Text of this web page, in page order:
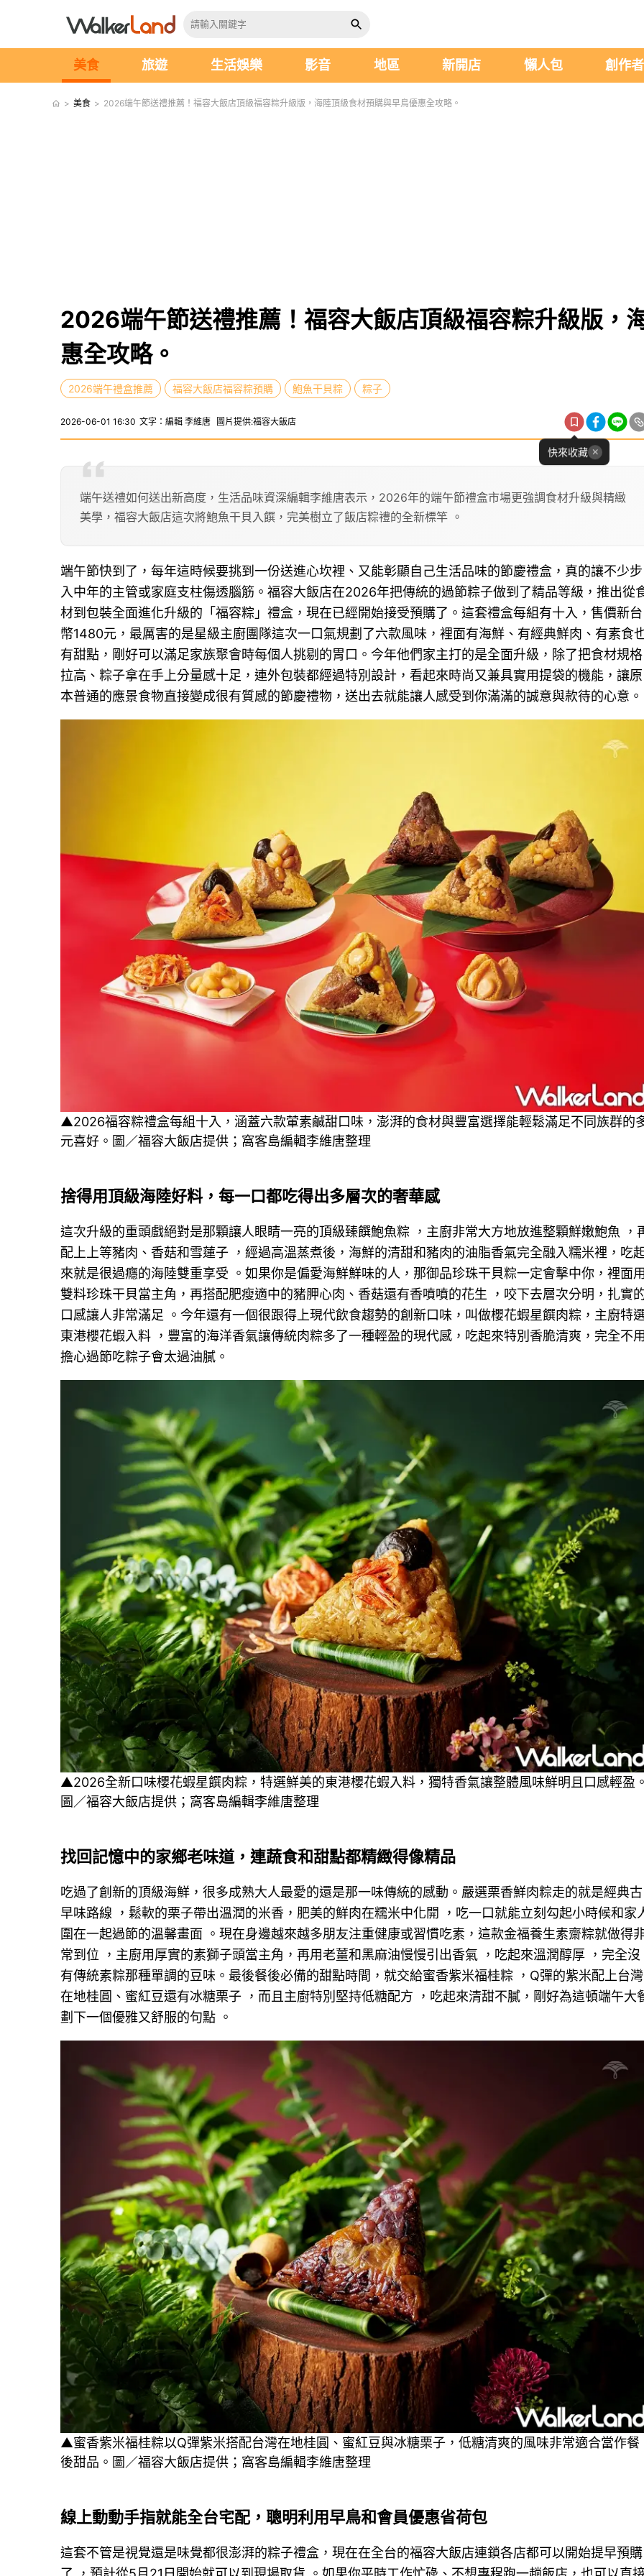
美食 旅遊 生活娛樂 影音 地區 新開店 懶人包 創作者
> 美食 > 2026端午節送禮推薦！福容大飯店頂級福容粽升級版，海陸頂級食材預購與早鳥優惠全攻略。
2026端午節送禮推薦！福容大飯店頂級福容粽升級版，
惠全攻略。
2026端午禮盒推薦 福容大飯店福容粽預購 鮑魚干貝粽 粽子
2026-06-01 16:30 文字：編輯 李維唐 圖片提供:福容大飯店
快來收藏
端午送禮如何送出新高度，生活品味資深編輯李維唐表示，2026年的端午節禮盒市場更強調食材升級與精緻
美學，福容大飯店這次將鮑魚干貝入饌，完美樹立了飯店粽禮的全新標竿 。
端午節快到了，每年這時候要挑到一份送進心坎裡、又能彰顯自己生活品味的節慶禮盒，真的讓不少步
入中年的主管或家庭支柱傷透腦筋。福容大飯店在2026年把傳統的過節粽子做到了精品等級，推出從
材到包裝全面進化升級的「福容粽」禮盒，現在已經開始接受預購了。這套禮盒每組有十入，售價新台
幣1480元，最厲害的是星級主廚團隊這次一口氣規劃了六款風味，裡面有海鮮、有經典鮮肉、有素食
有甜點，剛好可以滿足家族聚會時每個人挑剔的胃口。今年他們家主打的是全面升級，除了把食材規格
拉高、粽子拿在手上分量感十足，連外包裝都經過特別設計，看起來時尚又兼具實用提袋的機能，讓原
本普通的應景食物直接變成很有質感的節慶禮物，送出去就能讓人感受到你滿滿的誠意與款待的心意。
▲2026福容粽禮盒每組十入，涵蓋六款葷素鹹甜口味，澎湃的食材與豐富選擇能輕鬆滿足不同族群的
元喜好。圖／福容大飯店提供；窩客島編輯李維唐整理
捨得用頂級海陸好料，每一口都吃得出多層次的奢華感
這次升級的重頭戲絕對是那顆讓人眼睛一亮的頂級臻饌鮑魚粽 ，主廚非常大方地放進整顆鮮嫩鮑魚 ，
配上上等豬肉、香菇和雪蓮子 ，經過高溫蒸煮後，海鮮的清甜和豬肉的油脂香氣完全融入糯米裡，吃
來就是很過癮的海陸雙重享受 。如果你是偏愛海鮮鮮味的人，那御品珍珠干貝粽一定會擊中你，裡面
雙料珍珠干貝當主角，再搭配肥瘦適中的豬胛心肉、香菇還有香噴噴的花生 ，咬下去層次分明，扎實
口感讓人非常滿足 。今年還有一個很跟得上現代飲食趨勢的創新口味，叫做櫻花蝦星饌肉粽，主廚特
東港櫻花蝦入料 ，豐富的海洋香氣讓傳統肉粽多了一種輕盈的現代感，吃起來特別香脆清爽，完全不
擔心過節吃粽子會太過油膩。
▲2026全新口味櫻花蝦星饌肉粽，特選鮮美的東港櫻花蝦入料，獨特香氣讓整體風味鮮明且口感輕盈
圖／福容大飯店提供；窩客島編輯李維唐整理
找回記憶中的家鄉老味道，連蔬食和甜點都精緻得像精品
吃過了創新的頂級海鮮，很多成熟大人最愛的還是那一味傳統的感動。嚴選栗香鮮肉粽走的就是經典古
早味路線 ，鬆軟的栗子帶出溫潤的米香，肥美的鮮肉在糯米中化開 ，吃一口就能立刻勾起小時候和家
圍在一起過節的溫馨畫面 。現在身邊越來越多朋友注重健康或習慣吃素，這款金福養生素齋粽就做得
常到位 ，主廚用厚實的素獅子頭當主角，再用老薑和黑麻油慢慢引出香氣 ，吃起來溫潤醇厚 ，完全沒
有傳統素粽那種單調的豆味。最後餐後必備的甜點時間，就交給蜜香紫米福桂粽 ，Q彈的紫米配上台灣
在地桂圓、蜜紅豆還有冰糖栗子 ，而且主廚特別堅持低糖配方 ，吃起來清甜不膩，剛好為這頓端午大
劃下一個優雅又舒服的句點 。
▲蜜香紫米福桂粽以Q彈紫米搭配台灣在地桂圓、蜜紅豆與冰糖栗子，低糖清爽的風味非常適合當作餐
後甜品。圖／福容大飯店提供；窩客島編輯李維唐整理
線上動動手指就能全台宅配，聰明利用早鳥和會員優惠省荷包
這套不管是視覺還是味覺都很澎湃的粽子禮盒，現在在全台的福容大飯店連鎖各店都可以開始提早預購